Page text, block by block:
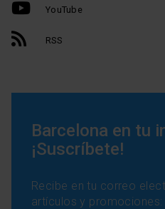
YouTube
RSS
Barcelona en tu
¡Suscríbete!
Recibe en tu correo
artículos y promociones: